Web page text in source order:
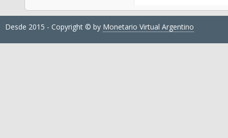
Desde 2015 - Copyright © by Monetario Virtual Argentino